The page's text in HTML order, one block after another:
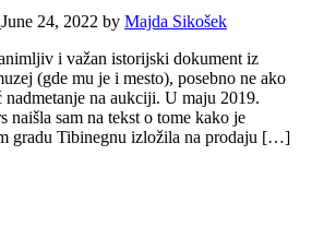
June 24, 2022 by Majda Sikošek
i važan istorijski dokument iz
(gde mu je i mesto), posebno ne ako
na aukciji. U maju 2019.
naišla sam na tekst o tome kako je
gradu Tibinegnu izložila na prodaju […]